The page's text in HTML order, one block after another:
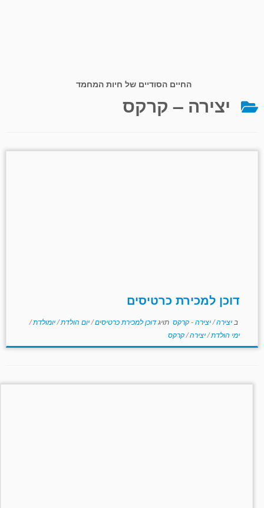
החיים הסודיים של חיות המחמד
יצירה – קרקס
דוכן למכירת כרטיסים
ב יצירה/יצירה - קרקס תויגדוכן למכירת כרטיסים/יום הולדת/יומולדת/
ימי הולדת/יצירה/קרקס